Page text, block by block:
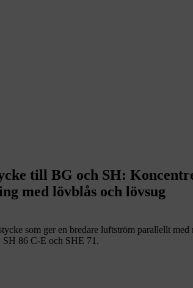
till BG och SH:
med lövblås och lövsug
som ger en bredare luftström parallellt med
86 C-E och SHE 71.